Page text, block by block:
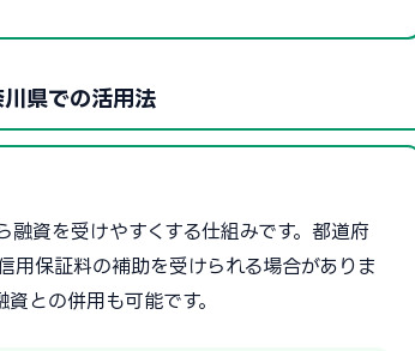
県での活用法
資を受けやすくする仕組みです。都道府
用保証料の補助を受けられる場合がありま
との併用も可能です。